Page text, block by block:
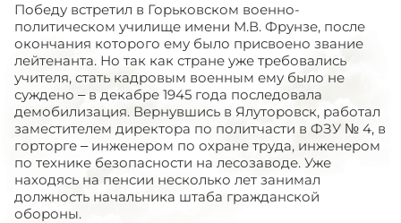
Победу встретил в Горьковском военно-
политическом училище имени М.В. Фрунзе, после
окончания которого ему было присвоено звание
лейтенанта. Но так как стране уже требовались
учителя, стать кадровым военным ему было не
суждено – в декабре 1945 года последовала
демобилизация. Вернувшись в Ялуторовск, работал
заместителем директора по политчасти в ФЗУ № 4, в
горторге – инженером по охране труда, инженером
по технике безопасности на лесозаводе. Уже
находясь на пенсии несколько лет занимал
должность начальника штаба гражданской
обороны.